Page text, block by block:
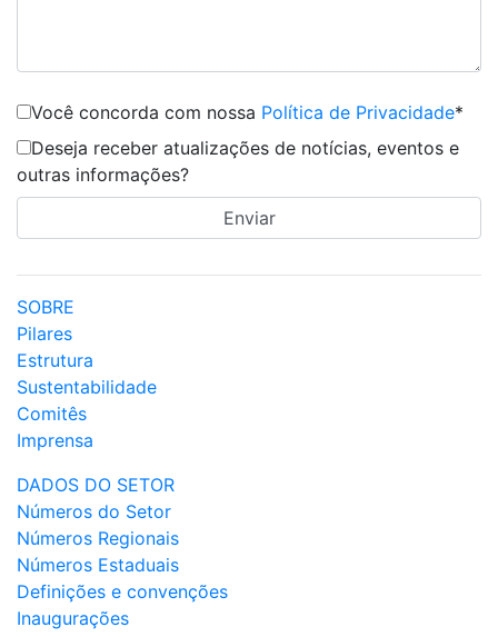
Você concorda com nossa Política de Privacidade*
Deseja receber atualizações de notícias, eventos e
outras informações?
SOBRE
Pilares
Estrutura
Sustentabilidade
Comitês
Imprensa
DADOS DO SETOR
Números do Setor
Números Regionais
Números Estaduais
Definições e convenções
Inaugurações